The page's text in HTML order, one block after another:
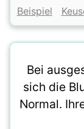
Beispiel
Bei
sich die
Normal.